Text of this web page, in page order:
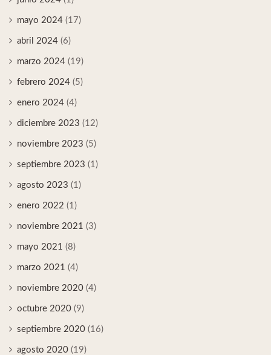
mayo 2024 (17)
abril 2024 (6)
marzo 2024 (19)
febrero 2024 (5)
enero 2024 (4)
diciembre 2023 (12)
noviembre 2023 (5)
septiembre 2023 (1)
agosto 2023 (1)
enero 2022 (1)
noviembre 2021 (3)
mayo 2021 (8)
marzo 2021 (4)
noviembre 2020 (4)
octubre 2020 (9)
septiembre 2020 (16)
agosto 2020 (19)